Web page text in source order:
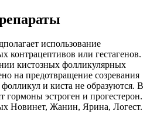
использование
контрацептивов или гестагенов.
кистозных фолликулярных
на предотвращение созревания
и киста не образуются. В
гормоны эстроген и прогестерон.
Новинет, Жанин, Ярина, Логест.